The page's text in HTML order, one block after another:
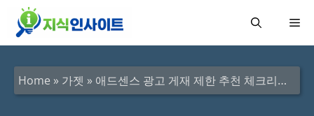
메
Home » 가젯 » 애드센스 광고 게재 제한 추천 체크리스트 완벽 정리하기